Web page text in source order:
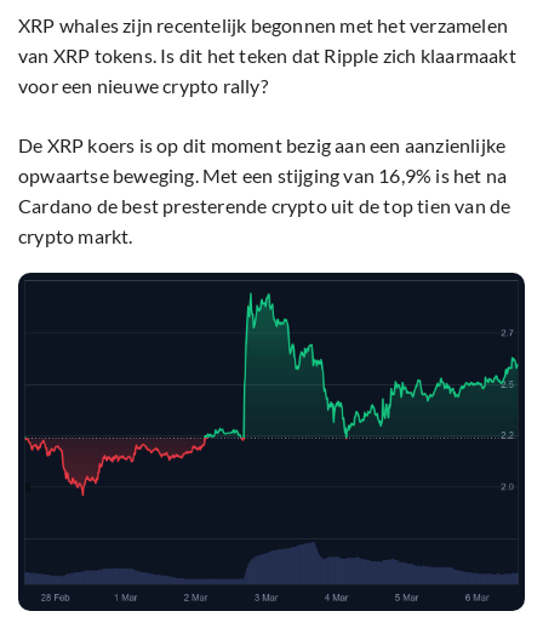
XRP whales zijn recentelijk begonnen met het verzamelen
van XRP tokens. Is dit het teken dat Ripple zich klaarmaakt
voor een nieuwe crypto rally?
De XRP koers is op dit moment bezig aan een aanzienlijke
opwaartse beweging. Met een stijging van 16,9% is het na
Cardano de best presterende crypto uit de top tien van de
crypto markt.